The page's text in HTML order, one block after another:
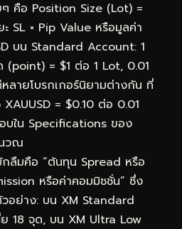
คือ Position Size (Lot) =
SL × Pip Value หรือมูลค่า
บน Standard Account: 1
(point) = $1 ต่อ 1 Lot, 0.01
ลายโบรกเกอร์นิยามต่างกัน ที่
= $0.10 ต่อ 0.01
ใน Specifications ของ
วณ
กลืมคือ “ต้นทุน Spread หรือ
หรือค่าคอมมิชชั่น” ซึ่ง
อย่าง: บน XM Standard
ย 18 จุด, บน XM Ultra Low